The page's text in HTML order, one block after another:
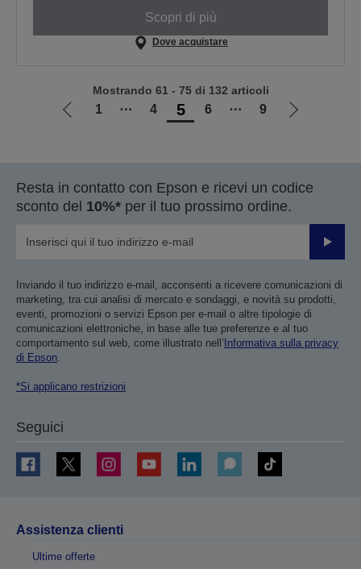
Scopri di più
Dove acquistare
Vai
1 ⋯ 4 5 6 ⋯ 9
Vai
Mostrando 61 - 75 di 132 articoli
Resta in contatto con Epson e ricevi un codice
sconto del 10%* per il tuo prossimo ordine.
Invia
Inviando il tuo indirizzo e-mail, acconsenti a ricevere comunicazioni di
marketing, tra cui analisi di mercato e sondaggi, e novità su prodotti,
eventi, promozioni o servizi Epson per e-mail o altre tipologie di
comunicazioni elettroniche, in base alle tue preferenze e al tuo
comportamento sul web, come illustrato nell’ Informativa sulla privacy
di Epson.
*Si applicano restrizioni
Seguici
Assistenza clienti
Ultime offerte